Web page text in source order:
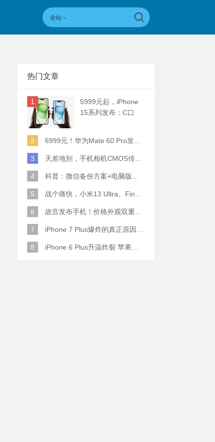
全站
热门文章
1
5999元起，iPhone
15系列发布：C口
2
6999元！华为Mate 60 Pro发布：麒麟9000S+卫星通话 (附初步跑分)
3 天差地别，手机相机CMOS传感器实际面积对比
4 科普：微信备份方案+电脑版丢失数据恢复指南
5 战个痛快，小米13 Ultra、Find X6 Pro、vivo X90 Pro+、小米12SU拍照横评
6 故宫发布手机！价格外观双重逆天！
7 iPhone 7 Plus爆炸的真正原因原来是这样
8 iPhone 6 Plus升温炸裂 苹果赔了一部全新的